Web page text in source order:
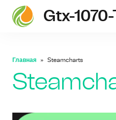
Gtx-
Главная Steamcharts